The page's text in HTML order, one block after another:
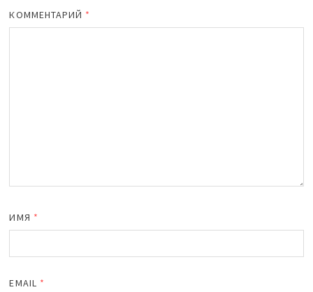
КОММЕНТАРИЙ *
ИМЯ *
EMAIL *